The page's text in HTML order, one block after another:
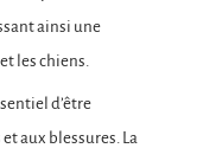
ainsi une
les chiens.
d’être
aux blessures. La